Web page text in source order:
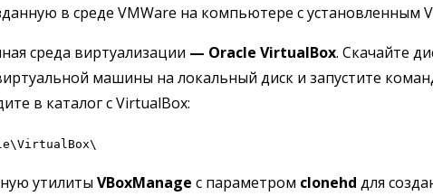
в среде VMWare на компьютере с установленным
среда виртуализации — Oracle VirtualBox. Скачайте
машины на локальный диск и запустите
в каталог с VirtualBox:
утилиты VBoxManage с параметром clonehd для